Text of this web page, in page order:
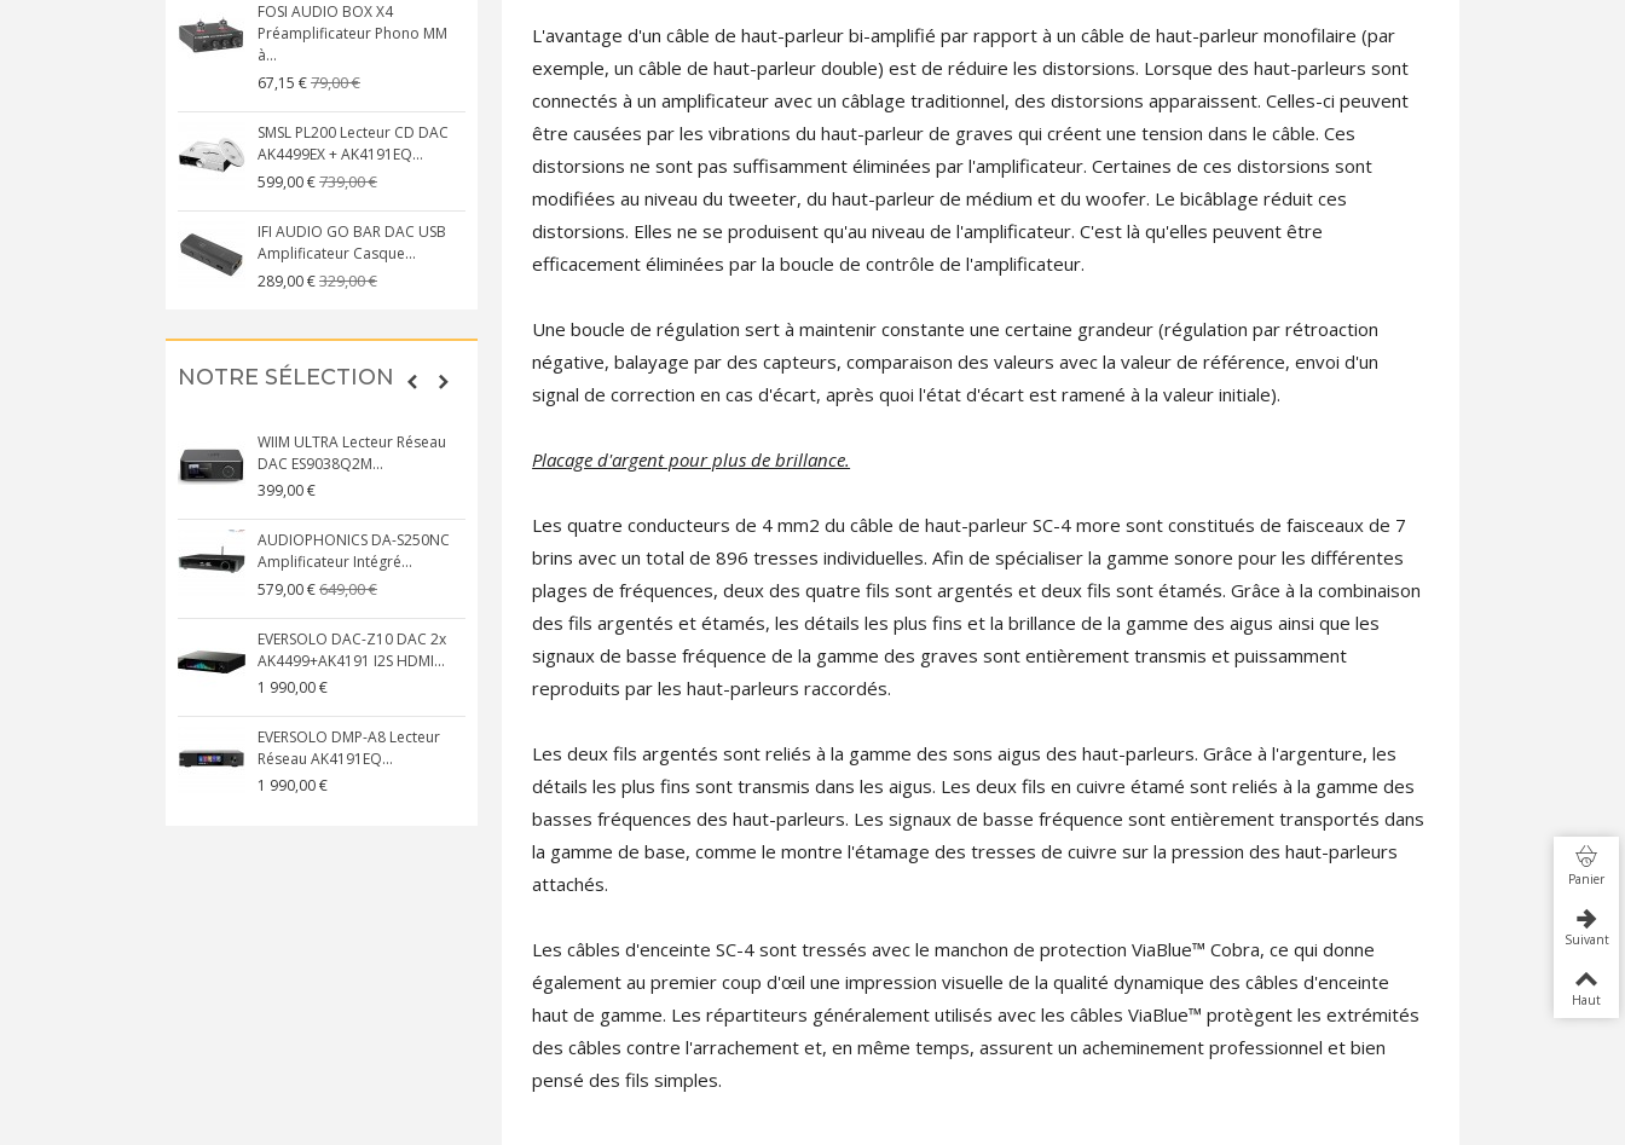
FOSI AUDIO BOX X4
Préamplificateur Phono MM
à...
67,15 €79,00 €
SMSL PL200 Lecteur CD DAC
AK4499EX + AK4191EQ...
599,00 €739,00 €
IFI AUDIO GO BAR DAC USB
Amplificateur Casque...
289,00 €329,00 €
MKSX4 Enceinte Subwoofer...
149,00 € 179,90 €
AUDIOPHONICS DA-S250NC
Amplificateur Intégré...
579,00 €649,00 €
FOSI AUDIO CA30
Amplificateur 4 Voies pour...
135,99 €159,99 €
NOTRE SÉLECTION
WIIM ULTRA Lecteur Réseau
DAC ES9038Q2M...
399,00 €
AUDIOPHONICS DA-S250NC
Amplificateur Intégré...
579,00 €649,00 €
EVERSOLO DAC-Z10 DAC 2x
AK4499+AK4191 I2S HDMI...
1 990,00 €
EVERSOLO DMP-A8 Lecteur
Réseau AK4191EQ...
1 990,00 €
Amplificateur Intégré...
DAN CLARK AUDIO AEON 2
CLOSED NOIRE Casque...
919,00 €
EVERSOLO DMP-A6 MASTER
EDITION GEN 2 Lecteur...
1 290,00 €
Casque AK4191 +...
1 099,00 €
L'avantage d'un câble de haut-parleur bi-amplifié par rapport à un câble de haut-parleur monofilaire (par
exemple, un câble de haut-parleur double) est de réduire les distorsions. Lorsque des haut-parleurs sont
connectés à un amplificateur avec un câblage traditionnel, des distorsions apparaissent. Celles-ci peuvent
être causées par les vibrations du haut-parleur de graves qui créent une tension dans le câble. Ces
distorsions ne sont pas suffisamment éliminées par l'amplificateur. Certaines de ces distorsions sont
modifiées au niveau du tweeter, du haut-parleur de médium et du woofer. Le bicâblage réduit ces
distorsions. Elles ne se produisent qu'au niveau de l'amplificateur. C'est là qu'elles peuvent être
efficacement éliminées par la boucle de contrôle de l'amplificateur.
Une boucle de régulation sert à maintenir constante une certaine grandeur (régulation par rétroaction
négative, balayage par des capteurs, comparaison des valeurs avec la valeur de référence, envoi d'un
signal de correction en cas d'écart, après quoi l'état d'écart est ramené à la valeur initiale).
Placage d'argent pour plus de brillance.
Les quatre conducteurs de 4 mm2 du câble de haut-parleur SC-4 more sont constitués de faisceaux de 7
brins avec un total de 896 tresses individuelles. Afin de spécialiser la gamme sonore pour les différentes
plages de fréquences, deux des quatre fils sont argentés et deux fils sont étamés. Grâce à la combinaison
des fils argentés et étamés, les détails les plus fins et la brillance de la gamme des aigus ainsi que les
signaux de basse fréquence de la gamme des graves sont entièrement transmis et puissamment
reproduits par les haut-parleurs raccordés.
Les deux fils argentés sont reliés à la gamme des sons aigus des haut-parleurs. Grâce à l'argenture, les
détails les plus fins sont transmis dans les aigus. Les deux fils en cuivre étamé sont reliés à la gamme des
basses fréquences des haut-parleurs. Les signaux de basse fréquence sont entièrement transportés dans
la gamme de base, comme le montre l'étamage des tresses de cuivre sur la pression des haut-parleurs
attachés.
Les câbles d'enceinte SC-4 sont tressés avec le manchon de protection ViaBlue™ Cobra, ce qui donne
également au premier coup d'œil une impression visuelle de la qualité dynamique des câbles d'enceinte
haut de gamme. Les répartiteurs généralement utilisés avec les câbles ViaBlue™ protègent les extrémités
des câbles contre l'arrachement et, en même temps, assurent un acheminement professionnel et bien
pensé des fils simples.
Panier
Suivant
Haut